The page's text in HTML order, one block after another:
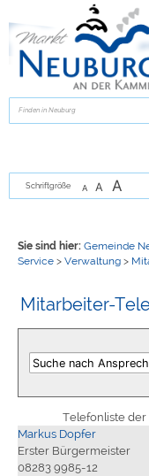
zur Navigation
Schriftgröße A A A
Sie sind hier: Gemeinde
Service> Verwaltung>
Mitarbeiter-
Telefonliste
Markus Dopfer
Erster Bürgermeister
08283 9985-12